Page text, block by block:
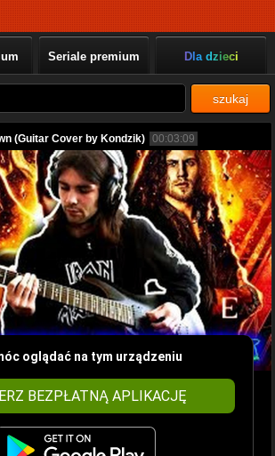
Seriale premium Dla dzieci
szukaj
(Guitar Cover by Kondzik) 00:03:09
oglądać na tym urządzeniu
BEZPŁATNĄ APLIKACJĘ